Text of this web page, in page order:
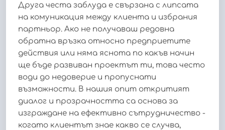
Друга честа заблуда е свързана с липсата
на комуникация между клиента и избрания
партньор. Ако не получаваш редовна
обратна връзка относно предприетите
действия или няма яснота по какъв начин
ще бъде развиван проектът ти, това често
води до недоверие и пропуснати
възможности. В нашия опит откритият
диалог и прозрачността са основа за
изграждане на ефективно сътрудничество -
когато клиентът знае какво се случва,